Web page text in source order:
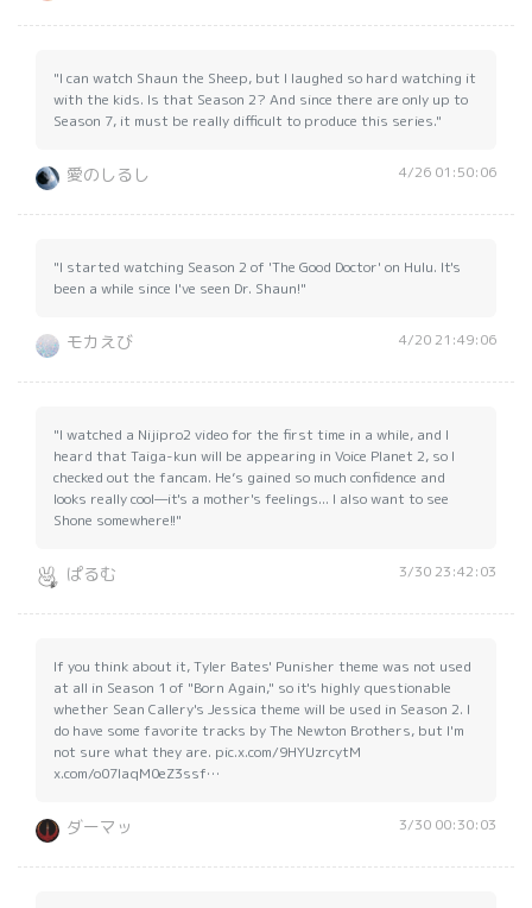
"I can watch Shaun the Sheep, but I laughed so hard watching it
with the kids. Is that Season 2? And since there are only up to
Season 7, it must be really difficult to produce this series."
愛のしるし 4/26 01:50:06
"I started watching Season 2 of 'The Good Doctor' on Hulu. It's
been a while since I've seen Dr. Shaun!"
モカえび 4/20 21:49:06
"I watched a Nijipro2 video for the first time in a while, and I
heard that Taiga-kun will be appearing in Voice Planet 2, so I
checked out the fancam. He’s gained so much confidence and
looks really cool—it's a mother's feelings... I also want to see
Shone somewhere!!"
ぱるむ 3/30 23:42:03
If you think about it, Tyler Bates' Punisher theme was not used
at all in Season 1 of "Born Again," so it's highly questionable
whether Sean Callery's Jessica theme will be used in Season 2. I
do have some favorite tracks by The Newton Brothers, but I'm
not sure what they are. pic.x.com/9HYUzrcytM
x.com/o07IaqM0eZ3ssf…
ダーマッ 3/30 00:30:03